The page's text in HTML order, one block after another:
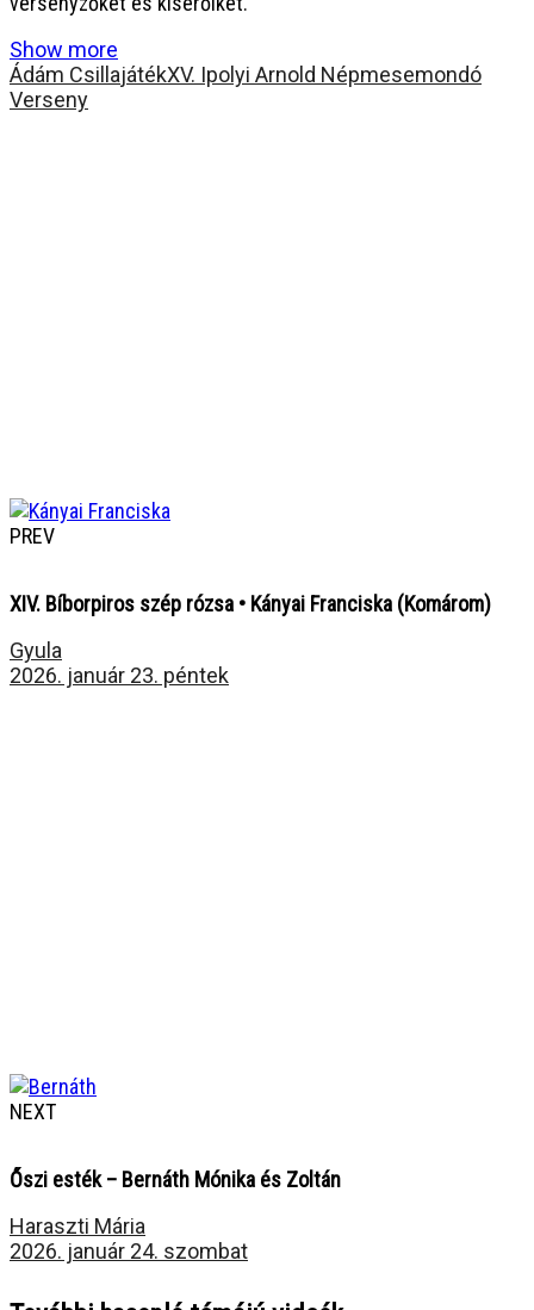
Show more
Ádám CsillajátékXV. Ipolyi Arnold Népmesemondó
Verseny
PREV
XIV. Bíborpiros szép rózsa • Kányai Franciska (Komárom)
Gyula
2026. január 23. péntek
NEXT
Őszi esték – Bernáth Mónika és Zoltán
Haraszti Mária
2026. január 24. szombat